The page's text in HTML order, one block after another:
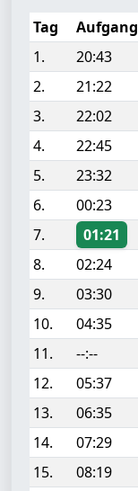
Tag
Aufgang
1.
20:43
2.
21:22
3.
22:02
4.
22:45
5.
23:32
6.
00:23
7.
01:21
8.
02:24
9.
03:30
10.
04:35
11.
--:--
12.
05:37
13.
06:35
14.
07:29
15.
08:19